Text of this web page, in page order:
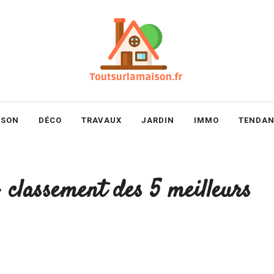
DÉCO TRAVAUX JARDIN IMMO
des 5 meilleurs